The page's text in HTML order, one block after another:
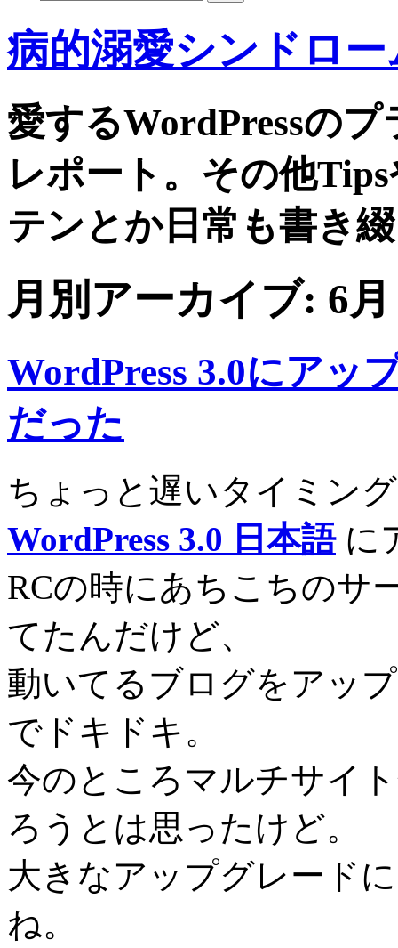
病的溺愛シンドロー
愛するWordPressの
レポート。その他
テンとか日常も書き
月別アーカイブ: 6
WordPress 3.0にアッ
だった
ちょっと遅いタイミン
WordPress 3.0 日本語に
RCの時にあちこちのサ
てたんだけど、
動いてるブログをアッ
でドキドキ。
今のところマルチサイ
ろうとは思ったけど。
大きなアップグレード
ね。